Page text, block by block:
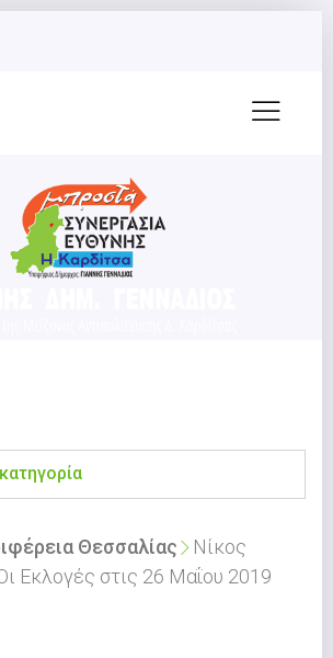
Θεσσαλίας
Νίκος
Εκλογές στις 26 Μαΐου 2019